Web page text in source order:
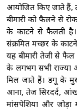
आयोजित किए जाते हैं,
बीमारी को फैलने से
के काटने से फैलती है।
संक्रमित मच्छर के
यह बीमारी तेजी से
के लगभग सभी राज्यों
मिल जाते हैं। डेंगू के
आना, तेज सिरदर्द,
मांसपेशियों और